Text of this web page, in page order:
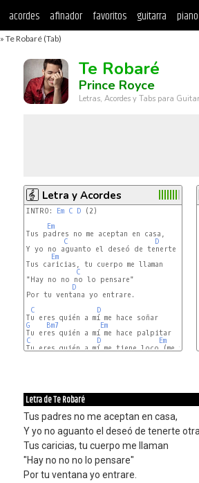
acordes afinador favoritos guitarra piano
» Te Robaré (Tab)
Te Robaré
Prince Royce
Letras, Acordes y Tabs para
Letra y Acordes
INTRO: Em C D (2)
Em
Tus padres no me aceptan en casa,
C
D
Y yo no aguanto el deseó de tenerte
Em
Tus caricias, tu cuerpo me llaman
C
"Hay no no no lo pensare"
D
Por tu ventana yo entrare.
C
D
G
Bm7
Em
C
D
Em
Letra de Te Robaré
Tus padres no me aceptan en casa,
Y yo no aguanto el deseó de tenerte
Tus caricias, tu cuerpo me llaman
"Hay no no no lo pensare"
Por tu ventana yo entrare.